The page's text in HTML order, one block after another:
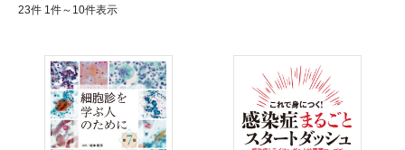
23件 1件～10件表示